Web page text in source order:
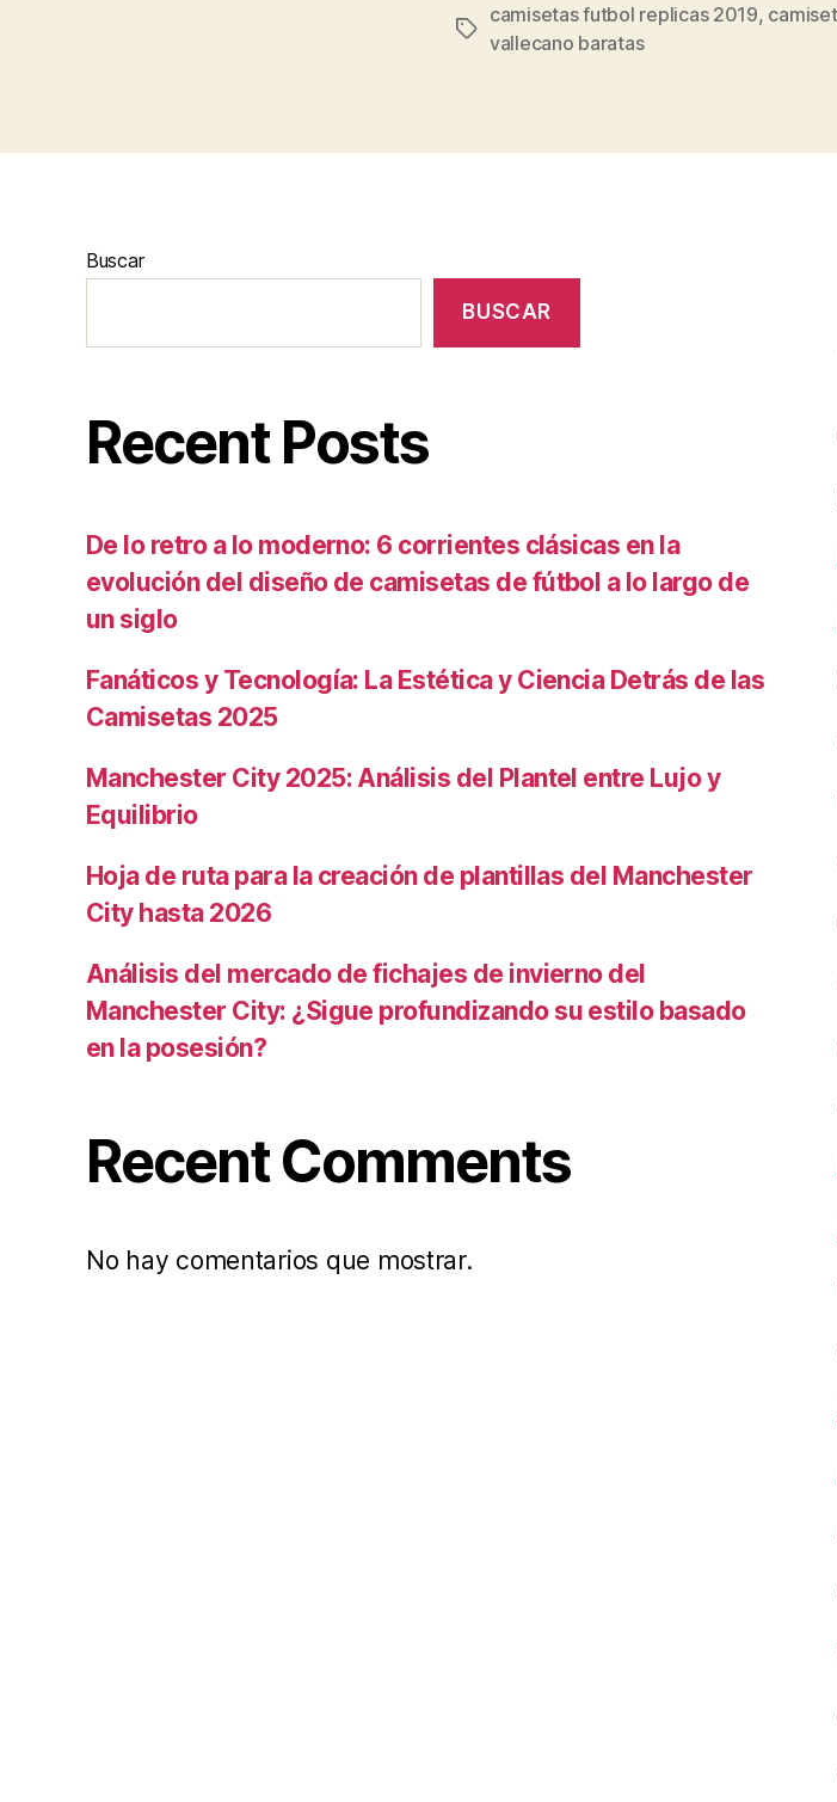
Etiquetas
camisetas futbol replicas 2019,
vallecano baratas
Buscar
BUSCAR
Recent Posts
De lo retro a lo moderno: 6 corrientes clásicas en la
evolución del diseño de camisetas de fútbol a lo largo de
un siglo
Fanáticos y Tecnología: La Estética y Ciencia Detrás de las
Camisetas 2025
Manchester City 2025: Análisis del Plantel entre Lujo y
Equilibrio
Hoja de ruta para la creación de plantillas del Manchester
City hasta 2026
Análisis del mercado de fichajes de invierno del
Manchester City: ¿Sigue profundizando su estilo basado
en la posesión?
Recent Comments
No hay comentarios que mostrar.